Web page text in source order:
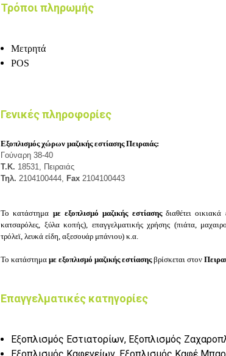
Τρόποι πληρωμής
Μετρητά
POS
Γενικές πληροφορίες
Εξοπλισμός χώρων μαζικής εστίασης Πειραιάς:
Γούναρη 38-40
Τ.Κ. 18531, Πειραιάς
Τηλ. 2104100444, Fax 2104100443
Το κατάστημα με εξοπλισμό μαζικής εστίασηςδιαθέτει οικιακά
κατσαρόλες, ξύλα κοπής), επαγγελματικής χρήσης (πιάτα, μ
τρόλεϊ, λευκά είδη, αξεσουάρ μπάνιου) κ.α.
Το κατάστημα με εξοπλισμό μαζικής εστίασηςβρίσκεται στον
Επαγγελματικές κατηγορίες
Εξοπλισμός Εστιατορίων, Εξοπλισμός